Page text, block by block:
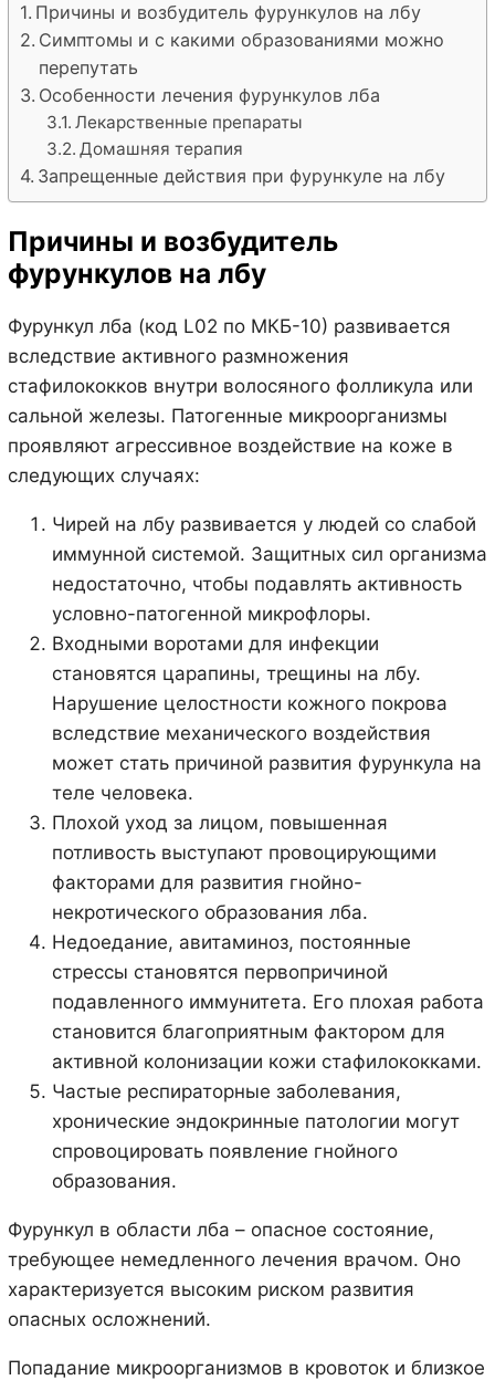
Причины и возбудитель фурункулов на лбу
Симптомы и с какими образованиями можно
перепутать
Особенности лечения фурункулов лба
Лекарственные препараты
Домашняя терапия
Запрещенные действия при фурункуле на лбу
Причины и возбудитель
фурункулов на лбу
Фурункул лба (код L02 по МКБ-10) развивается
вследствие активного размножения
стафилококков внутри волосяного фолликула или
сальной железы. Патогенные микроорганизмы
проявляют агрессивное воздействие на коже в
следующих случаях:
Чирей на лбу развивается у людей со слабой
иммунной системой. Защитных сил организма
недостаточно, чтобы подавлять активность
условно-патогенной микрофлоры.
Входными воротами для инфекции
становятся царапины, трещины на лбу.
Нарушение целостности кожного покрова
вследствие механического воздействия
может стать причиной развития фурункула на
теле человека.
Плохой уход за лицом, повышенная
потливость выступают провоцирующими
факторами для развития гнойно-
некротического образования лба.
Недоедание, авитаминоз, постоянные
стрессы становятся первопричиной
подавленного иммунитета. Его плохая работа
становится благоприятным фактором для
активной колонизации кожи стафилококками.
Частые респираторные заболевания,
хронические эндокринные патологии могут
спровоцировать появление гнойного
образования.
Фурункул в области лба – опасное состояние,
требующее немедленного лечения врачом. Оно
характеризуется высоким риском развития
опасных осложнений.
Попадание микроорганизмов в кровоток и близкое